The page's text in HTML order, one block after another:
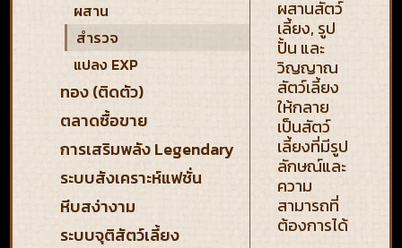
ผสาน
สำรวจ
แปลง EXP
ทอง (ติดตัว)
ตลาดซื้อขาย
การเสริมพลัง Legendary
ระบบสังเคราะห์แฟชั่น
หีบสง่างาม
ระบบจุติสัตว์เลี้ยง
ผสานสัตว์
เลี้ยง, รูป
ปั้น และ
วิญญาณ
สัตว์เลี้ยง
ให้กลาย
เป็นสัตว์
เลี้ยงที่มีรูป
ลักษณ์และ
ความ
สามารถที่
ต้องการได้